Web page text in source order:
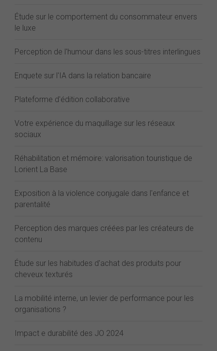
Étude sur le comportement du consommateur envers
le luxe
Perception de l'humour dans les sous-titres interlingues
Enquete sur l'IA dans la relation bancaire
Plateforme d'édition collaborative
Votre expérience du maquillage sur les réseaux
sociaux
Réhabilitation et mémoire: valorisation touristique de
Lorient La Base
Exposition à la violence conjugale dans l'enfance et
parentalité
Perception des marques créées par les créateurs de
contenu
Étude sur les habitudes d'achat des produits pour
cheveux texturés
La mobilité interne, un levier de performance pour les
organisations ?
Impact e durabilité des JO 2024